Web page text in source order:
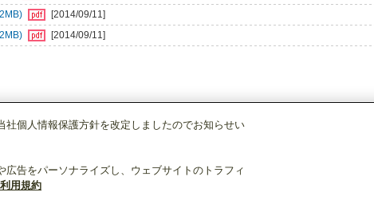
[2014/09/11]
[2014/09/11]
個人情報保護方針を改定しましたのでお知らせい
告をパーソナライズし、ウェブサイトのトラフィ
用規約